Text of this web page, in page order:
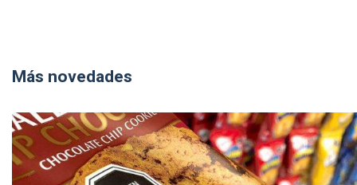
Más novedades